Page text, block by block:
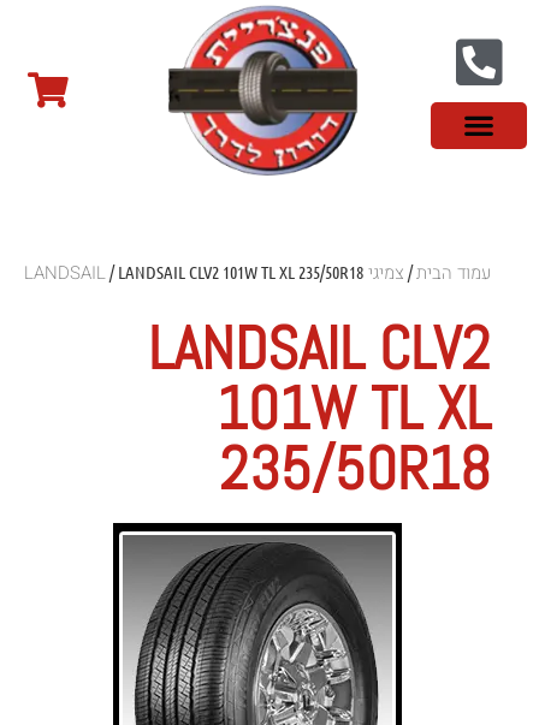
עמוד הבית/צמיגי LANDSAIL/ LANDSAIL CLV2 101W TL XL 235/50R18
LANDSAIL CLV2
101W TL XL
235/50R18